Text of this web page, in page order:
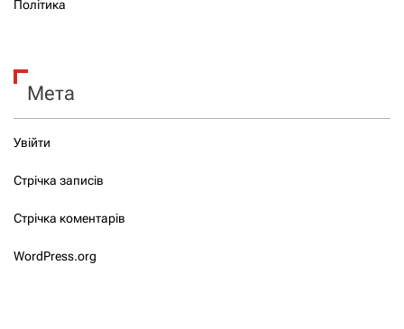
Політика
Мета
Увійти
Стрічка записів
Стрічка коментарів
WordPress.org